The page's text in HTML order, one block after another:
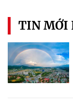
TIN MỚI